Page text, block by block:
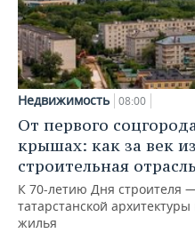
Недвижимость 08:00
От первого
крышах: как за век
строительная
К 70-летию Дня строителя
татарстанской
жилья